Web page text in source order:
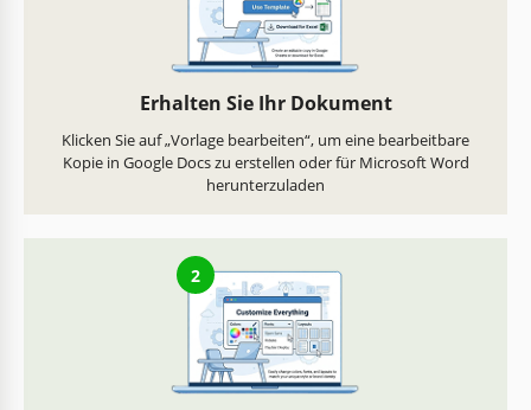
Erhalten Sie Ihr Dokument
Klicken Sie auf „Vorlage bearbeiten“, um eine bearbeitbare
Kopie in Google Docs zu erstellen oder für Microsoft Word
herunterzuladen
2